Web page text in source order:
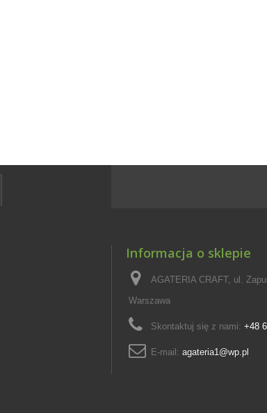
Informacja o sklepie
AGATERIA CRAFT, ul.
Warszawa
Skontaktuj się z nami: +48
E-mail: agateria1@wp.pl